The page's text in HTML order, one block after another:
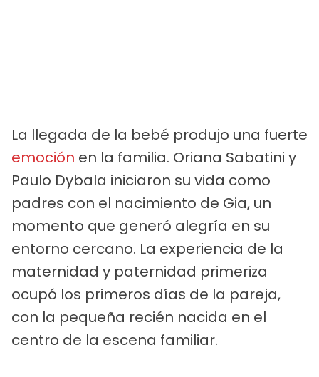
La llegada de la bebé produjo una fuerte
emoción en la familia. Oriana Sabatini y
Paulo Dybala iniciaron su vida como
padres con el nacimiento de Gia, un
momento que generó alegría en su
entorno cercano. La experiencia de la
maternidad y paternidad primeriza
ocupó los primeros días de la pareja,
con la pequeña recién nacida en el
centro de la escena familiar.